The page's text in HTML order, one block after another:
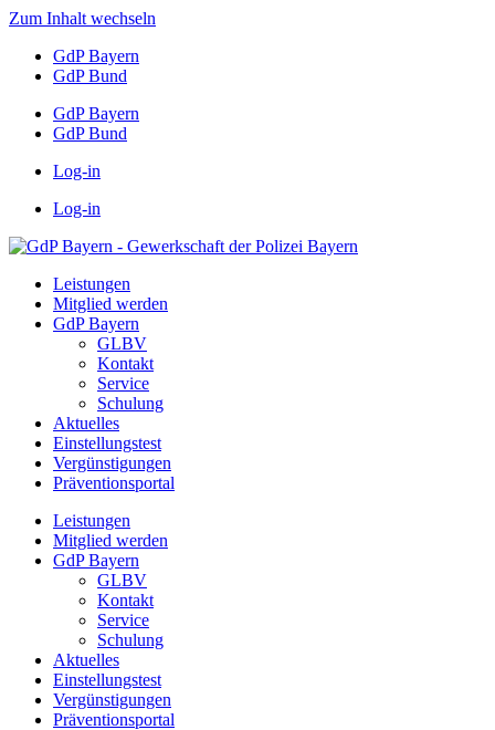
Zum Inhalt wechseln
GdP Bayern
GdP Bund
GdP Bayern
GdP Bund
Log-in
Log-in
Leistungen
Mitglied werden
GdP Bayern
GLBV
Kontakt
Service
Schulung
Aktuelles
Einstellungstest
Vergünstigungen
Präventionsportal
Leistungen
Mitglied werden
GdP Bayern
GLBV
Kontakt
Service
Schulung
Aktuelles
Einstellungstest
Vergünstigungen
Präventionsportal